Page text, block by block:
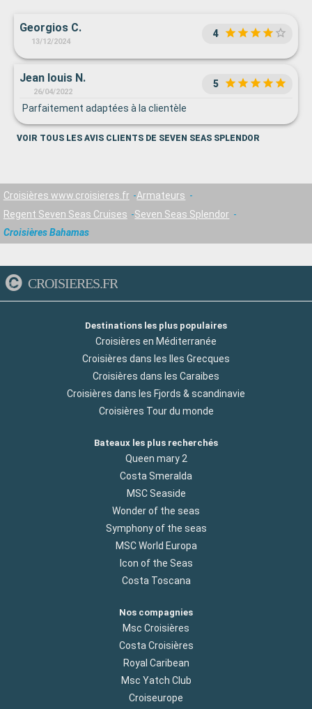
Georgios C.
13/12/2024
4
Jean louis N.
26/04/2022
5
Parfaitement adaptées à la clientèle
VOIR TOUS LES AVIS CLIENTS DE SEVEN SEAS SPLENDOR
Croisières www.croisieres.fr
Armateurs
Regent Seven Seas Cruises
Seven Seas Splendor
Croisières Bahamas
CROISIERES.FR
Destinations les plus populaires
Croisières en Méditerranée
Croisières dans les Iles Grecques
Croisières dans les Caraibes
Croisières dans les Fjords & scandinavie
Croisières Tour du monde
Bateaux les plus recherchés
Queen mary 2
Costa Smeralda
MSC Seaside
Wonder of the seas
Symphony of the seas
MSC World Europa
Icon of the Seas
Costa Toscana
Nos compagnies
Msc Croisières
Costa Croisières
Royal Caribean
Msc Yatch Club
Croiseurope